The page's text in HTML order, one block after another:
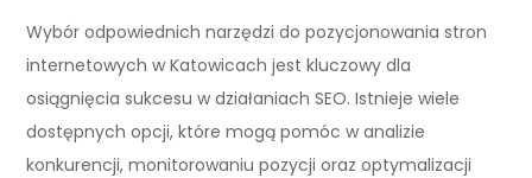
Wybór odpowiednich narzędzi do pozycjonowania stron
internetowych w Katowicach jest kluczowy dla
osiągnięcia sukcesu w działaniach SEO. Istnieje wiele
dostępnych opcji, które mogą pomóc w analizie
konkurencji, monitorowaniu pozycji oraz optymalizacji